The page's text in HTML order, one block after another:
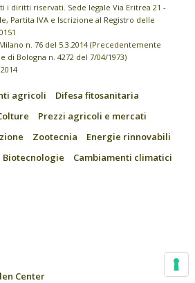
i diritti riservati. Sede legale Via Eritrea 21 -
Partita IVA e Iscrizione al Registro delle
n. 76 del 5.3.2014 (Precedentemente
di Bologna n. 4272 del 7/04/1973)
agricoli
Difesa fitosanitaria
Prezzi agricoli e mercati
Zootecnia
Energie rinnovabili
Biotecnologie
Cambiamenti climatici
Center